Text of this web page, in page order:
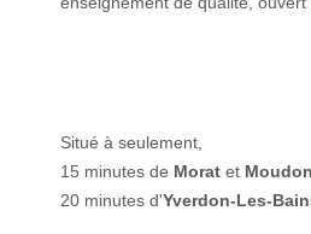
Situé à seulement,
15 minutes de Morat et Moudon
20 minutes d'Yverdon-Les-